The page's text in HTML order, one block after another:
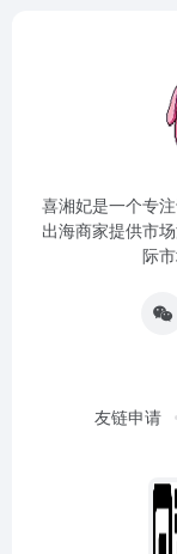
喜湘妃是一个专
出海商家提供市
际
友链申请